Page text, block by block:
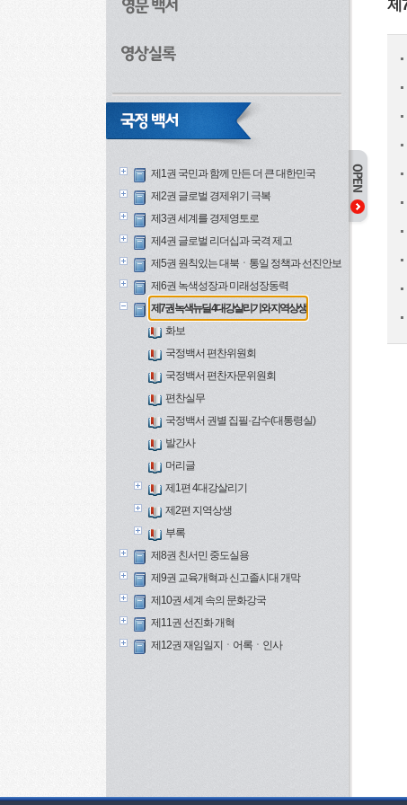
제1권 국민과 함께 만든 더 큰 대한민국
제2권 글로벌 경제위기 극복
제3권 세계를 경제영토로
제4권 글로벌 리더십과 국격 제고
제5권 원칙있는 대북ㆍ통일 정책과 선진안보
제6권 녹색성장과 미래성장동력
제7권 녹색뉴딜 4대강살리기와 지역상생
화보
국정백서 편찬위원회
국정백서 편찬자문위원회
편찬실무
국정백서 권별 집필·감수(대통령실)
발간사
머리글
제1편 4대강살리기
제2편 지역상생
부록
제8권 친서민 중도실용
제9권 교육개혁과 신고졸시대 개막
제10권 세계 속의 문화강국
제11권 선진화 개혁
제12권 재임일지ㆍ어록ㆍ인사
제